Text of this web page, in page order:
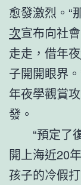
愈發激烈。“
次宣布向社
走走，借年夜
子開開眼界
年夜學觀賞
發。
“預定了
開上海近20
孩子的冷假